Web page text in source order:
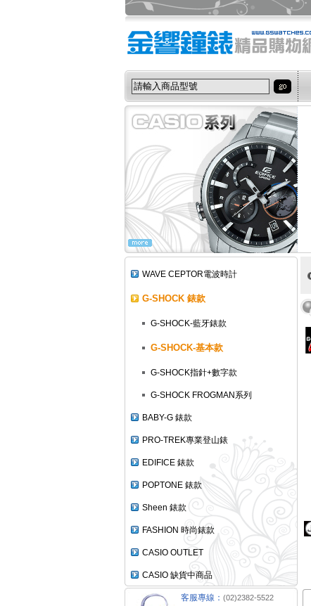
WAVE CEPTOR電波時計
G-SHOCK 錶款
G-SHOCK-藍牙錶款
G-SHOCK-基本款
G-SHOCK指針+數字款
G-SHOCK FROGMAN系列
BABY-G 錶款
PRO-TREK專業登山錶
EDIFICE 錶款
POPTONE 錶款
Sheen 錶款
FASHION 時尚錶款
CASIO OUTLET
CASIO 缺貨中商品
客服專線： (02)2382-5522